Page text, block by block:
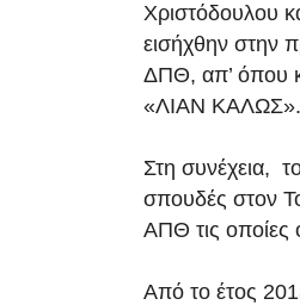
Χριστόδουλου
εισήχθην στην
ΔΠΘ, απ’ όπου
«ΛΙΑΝ ΚΑΛΩΣ».
Στη συνέχεια,
σπουδές στον
ΑΠΘ τις
Από το έτος